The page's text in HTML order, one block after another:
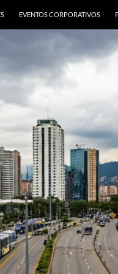
EVENTOS CORPORATIVOS